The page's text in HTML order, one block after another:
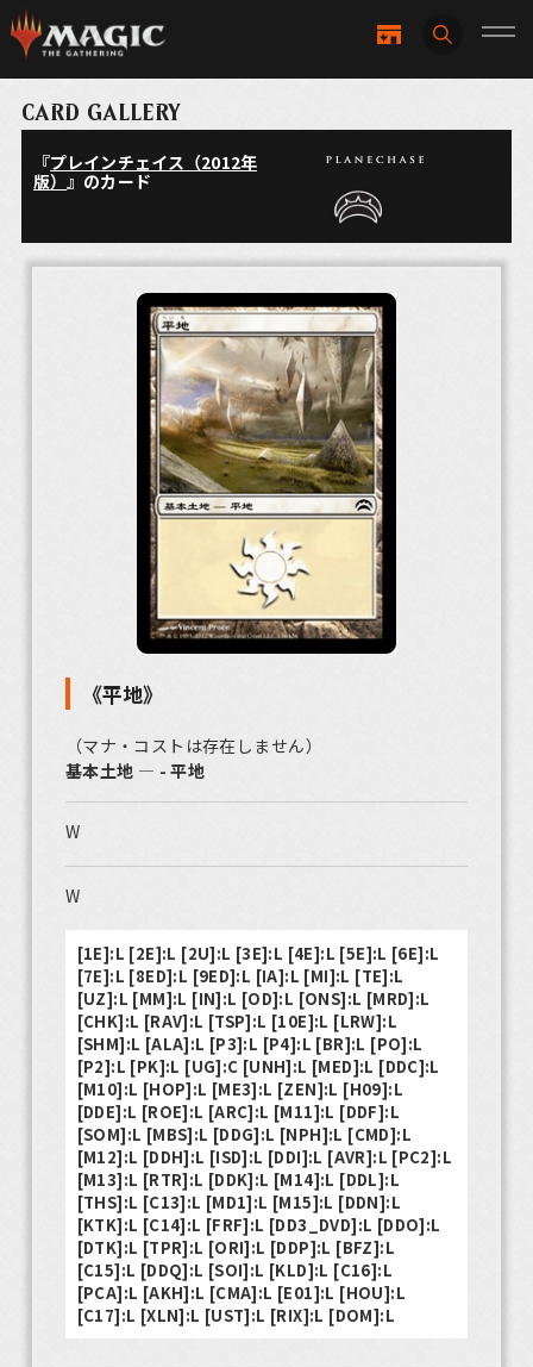
CARD GALLERY
『プレインチェイス（2012年
版）』のカード
《平地》
（マナ・コストは存在しません）
基本土地 ― - 平地
W
W
[1E]:L [2E]:L [2U]:L [3E]:L [4E]:L [5E]:L [6E]:L
[7E]:L [8ED]:L [9ED]:L [IA]:L [MI]:L [TE]:L
[UZ]:L [MM]:L [IN]:L [OD]:L [ONS]:L [MRD]:L
[CHK]:L [RAV]:L [TSP]:L [10E]:L [LRW]:L
[SHM]:L [ALA]:L [P3]:L [P4]:L [BR]:L [PO]:L
[P2]:L [PK]:L [UG]:C [UNH]:L [MED]:L [DDC]:L
[M10]:L [HOP]:L [ME3]:L [ZEN]:L [H09]:L
[DDE]:L [ROE]:L [ARC]:L [M11]:L [DDF]:L
[SOM]:L [MBS]:L [DDG]:L [NPH]:L [CMD]:L
[M12]:L [DDH]:L [ISD]:L [DDI]:L [AVR]:L [PC2]:L
[M13]:L [RTR]:L [DDK]:L [M14]:L [DDL]:L
[THS]:L [C13]:L [MD1]:L [M15]:L [DDN]:L
[KTK]:L [C14]:L [FRF]:L [DD3_DVD]:L [DDO]:L
[DTK]:L [TPR]:L [ORI]:L [DDP]:L [BFZ]:L
[C15]:L [DDQ]:L [SOI]:L [KLD]:L [C16]:L
[PCA]:L [AKH]:L [CMA]:L [E01]:L [HOU]:L
[C17]:L [XLN]:L [UST]:L [RIX]:L [DOM]:L